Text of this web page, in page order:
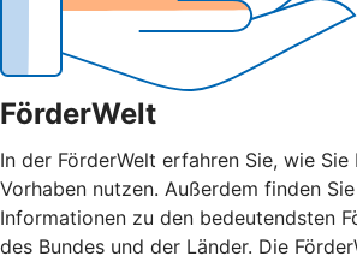
FörderWelt
In der FörderWelt erfahren Sie, wie
Vorhaben nutzen. Außerdem finden
Informationen zu den bedeutendsten
des Bundes und der Länder. Die